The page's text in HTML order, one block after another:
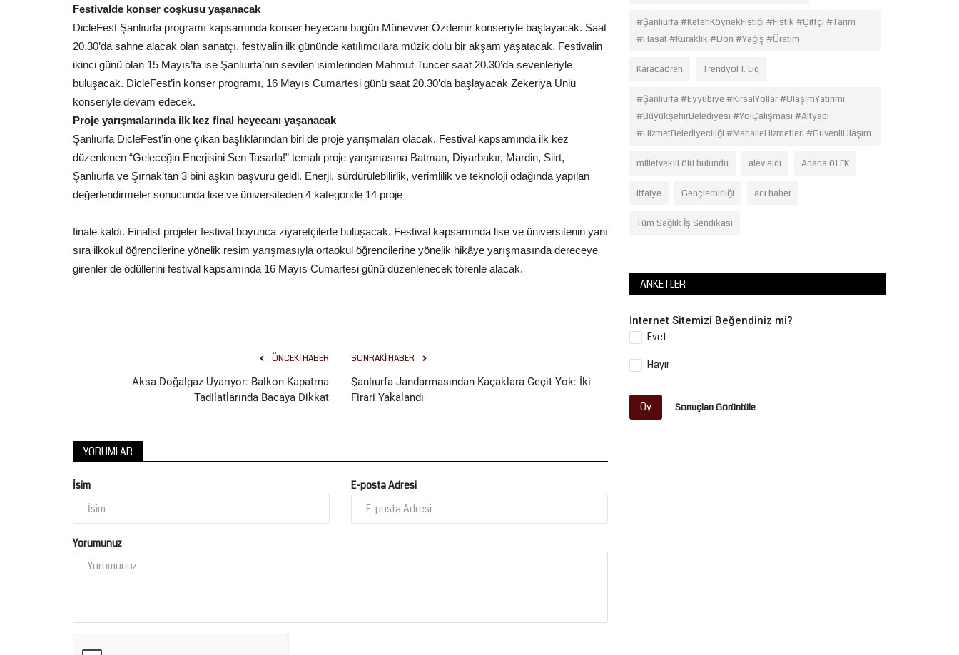
Festivalde konser coşkusu yaşanacak
DicleFest Şanlıurfa programı kapsamında konser heyecanı bugün Münevver Özdemir konseriyle başlayacak. Saat
20.30’da sahne alacak olan sanatçı, festivalin ilk gününde katılımcılara müzik dolu bir akşam yaşatacak. Festivalin
ikinci günü olan 15 Mayıs’ta ise Şanlıurfa’nın sevilen isimlerinden Mahmut Tuncer saat 20.30’da sevenleriyle
buluşacak. DicleFest’in konser programı, 16 Mayıs Cumartesi günü saat 20.30’da başlayacak Zekeriya Ünlü
konseriyle devam edecek.
Proje yarışmalarında ilk kez final heyecanı yaşanacak
Şanlıurfa DicleFest’in öne çıkan başlıklarından biri de proje yarışmaları olacak. Festival kapsamında ilk kez
düzenlenen “Geleceğin Enerjisini Sen Tasarla!” temalı proje yarışmasına Batman, Diyarbakır, Mardin, Siirt,
Şanlıurfa ve Şırnak’tan 3 bini aşkın başvuru geldi. Enerji, sürdürülebilirlik, verimlilik ve teknoloji odağında yapılan
değerlendirmeler sonucunda lise ve üniversiteden 4 kategoride 14 proje
finale kaldı. Finalist projeler festival boyunca ziyaretçilerle buluşacak. Festival kapsamında lise ve üniversitenin yanı
sıra ilkokul öğrencilerine yönelik resim yarışmasıyla ortaokul öğrencilerine yönelik hikâye yarışmasında dereceye
girenler de ödüllerini festival kapsamında 16 Mayıs Cumartesi günü düzenlenecek törenle alacak.
ÖNCEKI HABER
Aksa Doğalgaz Uyarıyor: Balkon Kapatma
Tadilatlarında Bacaya Dikkat
SONRAKI HABER
Şanlıurfa Jandarmasından Kaçaklara Geçit Yok: İki
Firari Yakalandı
YORUMLAR
İsim E-posta Adresi
Yorumunuz
#Şanlıurfa #KetenKöynekFıstığı #Fıstık #Çiftçi #Tarım
#Hasat #Kuraklık #Don #Yağış #Üretim
Karacaören Trendyol 1. Lig
#Şanlıurfa #Eyyübiye #KırsalYollar #UlaşımYatırımı
#BüyükşehirBelediyesi #YolÇalışması #Altyapı
#HizmetBelediyeciliği #MahalleHizmetleri #GüvenliUlaşım
milletvekili ölü bulundu alev aldı Adana 01 FK
itfaiye Gençlerbirliği acı haber
Tüm Sağlik İş Sendikası
ANKETLER
İnternet Sitemizi Beğendiniz mi?
Evet
Hayır
Oy Sonuçları Görüntüle